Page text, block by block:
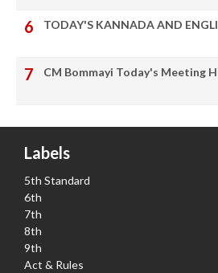
TODAY'S KANNADA AND
CM Bommayi Today's Meeting
Labels
5th Standard
6th
7th
8th
9th
Act & Rules